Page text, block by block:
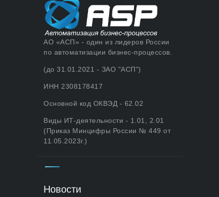
АО «АСП» - один из лидеров России
по автоматизации бизнес-процессов.
(до 31.01.2021 - ЗАО "АСП")
ИНН 2308178417
Основной код ОКВЭД - 62.02
Виды ИТ-деятельности - 1.01, 2.01
(Приказ Минцифры России № 449 от
11.05.2023г.)
Новости